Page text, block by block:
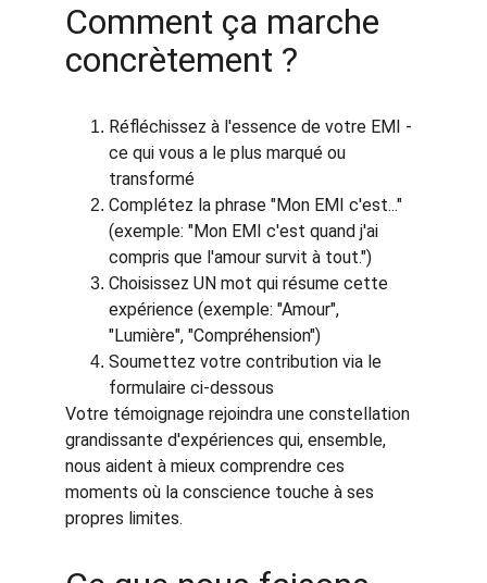
Comment ça marche
concrètement ?
Réfléchissez à l'essence de votre EMI -
ce qui vous a le plus marqué ou
transformé
Complétez la phrase "Mon EMI c'est..."
(exemple: "Mon EMI c'est quand j'ai
compris que l'amour survit à tout.")
Choisissez UN mot qui résume cette
expérience (exemple: "Amour",
"Lumière", "Compréhension")
Soumettez votre contribution via le
formulaire ci-dessous
Votre témoignage rejoindra une constellation
grandissante d'expériences qui, ensemble,
nous aident à mieux comprendre ces
moments où la conscience touche à ses
propres limites.